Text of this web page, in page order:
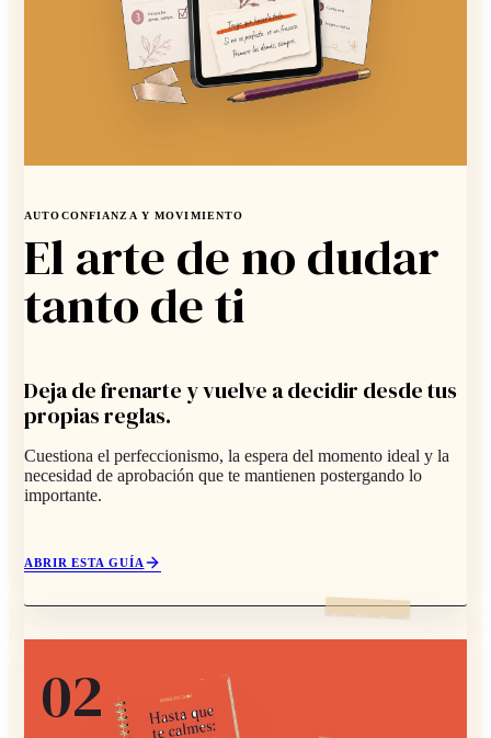
AUTOCONFIANZA Y MOVIMIENTO
El arte de no dudar
tanto de ti
Deja de frenarte y vuelve a decidir desde tus
propias reglas.
Cuestiona el perfeccionismo, la espera del momento ideal y la
necesidad de aprobación que te mantienen postergando lo
importante.
ABRIR ESTA GUÍA
02